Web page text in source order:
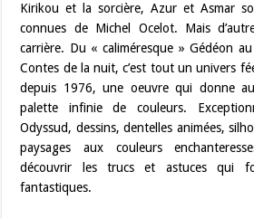
Kirikou et la sorcière, Azur et Asmar
connues de Michel Ocelot. Mais
carrière. Du « caliméresque » Gédéon
Contes de la nuit, c’est tout un univers
depuis 1976, une oeuvre qui donne
palette infinie de couleurs.
Odyssud, dessins, dentelles animées,
paysages aux couleurs
découvrir les trucs et astuces qui
fantastiques.